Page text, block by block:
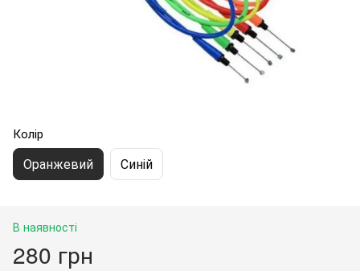
Колір
Оранжевий Синій
В наявності
280 грн